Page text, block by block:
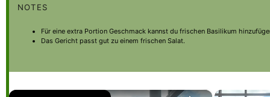
NOTES
Für eine extra Portion Geschmack kannst du frischen Basilikum
Das Gericht passt gut zu einem frischen Salat.
×